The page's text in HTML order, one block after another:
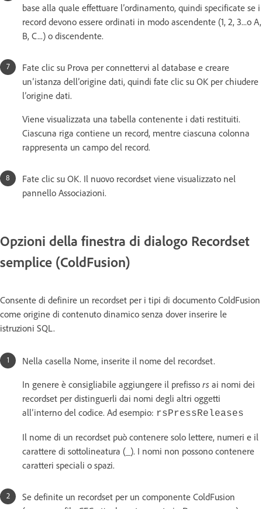
base alla quale effettuare l’ordinamento, quindi specificate se i
record devono essere ordinati in modo ascendente (1, 2, 3...o A,
B, C...) o discendente.
Fate clic su Prova per connettervi al database e creare
un’istanza dell’origine dati, quindi fate clic su OK per chiudere
l’origine dati.
Viene visualizzata una tabella contenente i dati restituiti.
Ciascuna riga contiene un record, mentre ciascuna colonna
rappresenta un campo del record.
Fate clic su OK. Il nuovo recordset viene visualizzato nel
pannello Associazioni.
Opzioni della finestra di dialogo Recordset
semplice (ColdFusion)
Consente di definire un recordset per i tipi di documento ColdFusion
come origine di contenuto dinamico senza dover inserire le
istruzioni SQL.
Nella casella Nome, inserite il nome del recordset.
In genere è consigliabile aggiungere il prefisso rs ai nomi dei
recordset per distinguerli dai nomi degli altri oggetti
all’interno del codice. Ad esempio: rsPressReleases
Il nome di un recordset può contenere solo lettere, numeri e il
carattere di sottolineatura (_). I nomi non possono contenere
caratteri speciali o spazi.
Se definite un recordset per un componente ColdFusion